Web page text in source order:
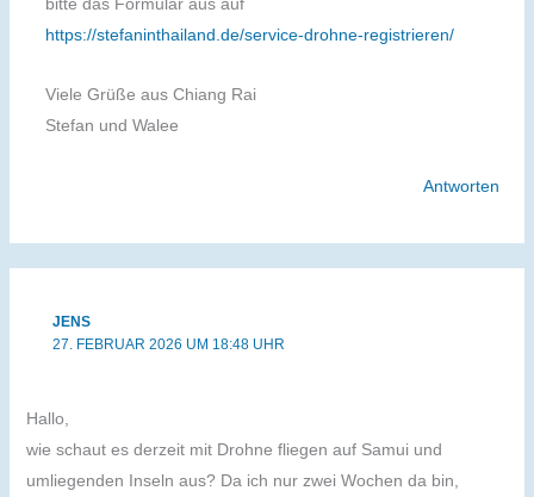
https://stefaninthailand.de/service-drohne-registrieren/
Viele Grüße aus Chiang Rai
Stefan und Walee
Antworten
JENS
27. FEBRUAR 2026 UM 18:48 UHR
Hallo,
wie schaut es derzeit mit Drohne fliegen auf Samui und
umliegenden Inseln aus? Da ich nur zwei Wochen da bin,